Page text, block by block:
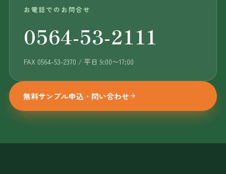
お電話でのお問合せ
0564-53-2111
FAX 0564-53-2370 / 平日 9:00〜17:00
無料サンプル申込・問い合わせ